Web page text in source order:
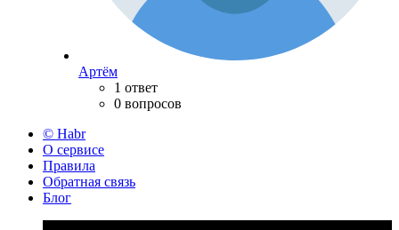
Артём
1 ответ
0 вопросов
© Habr
О сервисе
Правила
Обратная связь
Блог